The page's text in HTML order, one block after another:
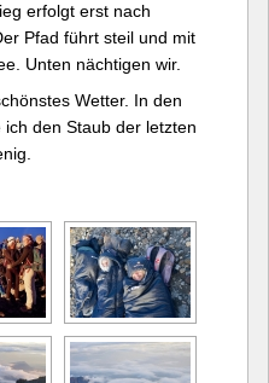
erfolgt erst nach
Pfad führt steil und mit
Unten nächtigen wir.
Wetter. In den
den Staub der letzten